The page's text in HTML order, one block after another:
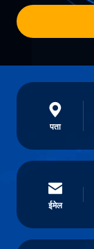
पता
ईमेल